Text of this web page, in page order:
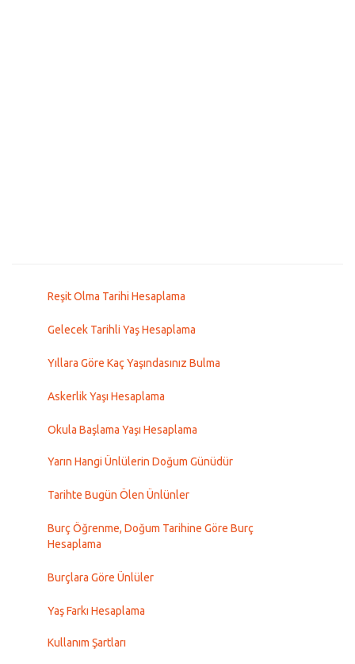
Reşit Olma Tarihi Hesaplama
Gelecek Tarihli Yaş Hesaplama
Yıllara Göre Kaç Yaşındasınız Bulma
Askerlik Yaşı Hesaplama
Okula Başlama Yaşı Hesaplama
Yarın Hangi Ünlülerin Doğum Günüdür
Tarihte Bugün Ölen Ünlünler
Burç Öğrenme, Doğum Tarihine Göre Burç
Hesaplama
Burçlara Göre Ünlüler
Yaş Farkı Hesaplama
Kullanım Şartları